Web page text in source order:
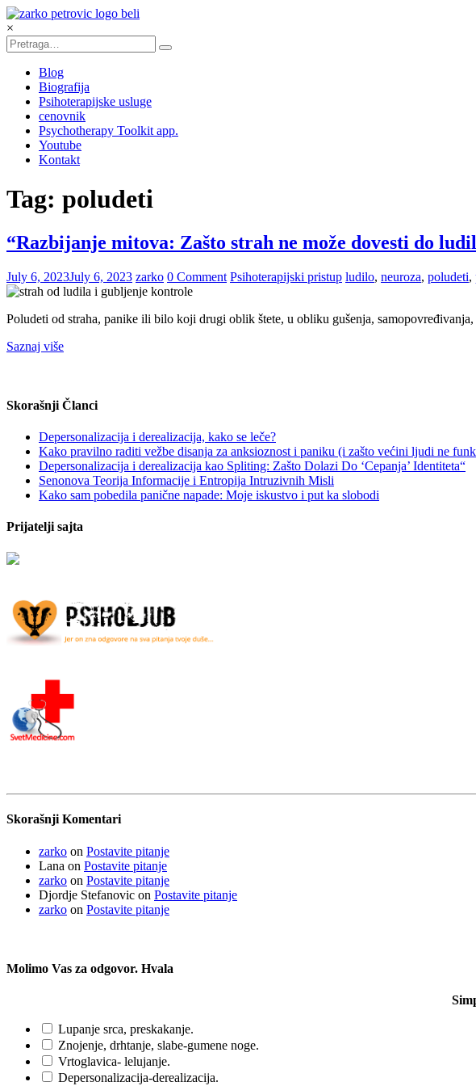
Skip
to
content
Online
Online
Psihoterapija
×
Blog
Biografija
Psihoterapijske usluge
cenovnik
Psychotherapy Toolkit app.
Youtube
Kontakt
Tag: poludeti
“Razbijanje mitova: Zašto strah ne može dovesti do
July 6, 2023July 6, 2023 zarko 0 Comment Psihoterapijski pristup ludilo, neuroza, poludeti,
Poludeti od straha, panike ili bilo koji drugi oblik štete, u obliku gušenja,
Saznaj više
Skorašnji Članci
Depersonalizacija i derealizacija, kako se leče?
Kako pravilno raditi vežbe disanja za anksioznost i paniku (i zašto većini ljudi ne
Depersonalizacija i derealizacija kao Spliting: Zašto Dolazi Do ‘Cepanja’ Identiteta“
Senonova Teorija Informacije i Entropija Intruzivnih Misli
Kako sam pobedila panične napade: Moje iskustvo i put ka slobodi
Prijatelji sajta
Skorašnji Komentari
zarko on Postavite pitanje
Lana on Postavite pitanje
zarko on Postavite pitanje
Djordje Stefanovic on Postavite pitanje
zarko on Postavite pitanje
Molimo Vas za odgovor. Hvala
Lupanje srca, preskakanje.
Znojenje, drhtanje, slabe-gumene noge.
Vrtoglavica- lelujanje.
Depersonalizacija-derealizacija.